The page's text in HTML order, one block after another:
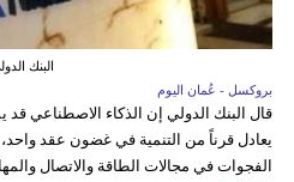
البنك
بروكسل - عُمان اليوم
قال البنك الدولي إن الذكاء الاصطناعي قد
يعادل قرناً من التنمية في غضون عقد
الفجوات في مجالات الطاقة والاتصال